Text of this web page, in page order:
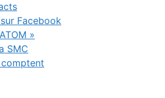
Facebook
»
SMC